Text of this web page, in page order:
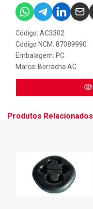
Código: AC3302
Código NCM: 87089990
Embalagem: PC
Marca: Borracha AC
Produtos Relacionados